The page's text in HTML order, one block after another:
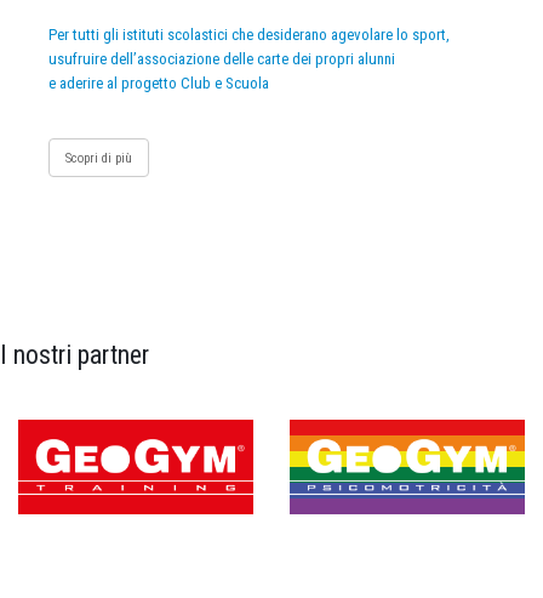
Per tutti gli istituti scolastici che desiderano agevolare lo sport,
usufruire dell’associazione delle carte dei propri alunni
e aderire al progetto Club e Scuola
Scopri di più
I nostri partner